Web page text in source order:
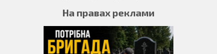
На правах реклами